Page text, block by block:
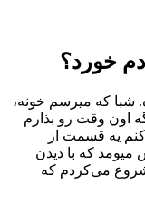
خورد؟
شبا که میرسم خونه،
اون وقت رو بذارم
یه قسمت از
میومد که با دیدن
شروع می‌کردم که